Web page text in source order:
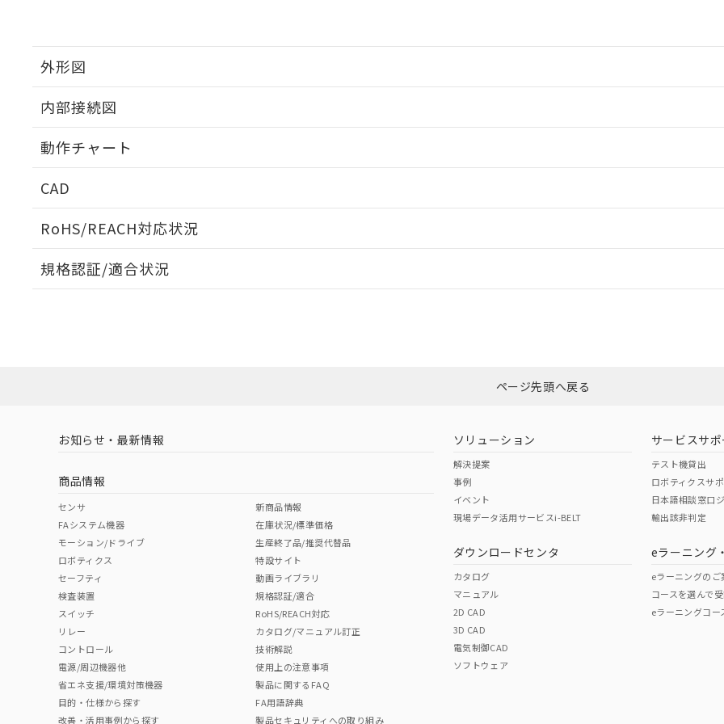
外形図
内部接続図
動作チャート
CAD
RoHS/REACH対応状況
EU RoHS 注意事項・凡例
ダウンロードはこちら
中国 RoHS 注意事項・凡例
中国 RoHS表
Pb Hg Cr(VI)
"対応済み"や非含有の記載がされた商品であっても、流通在庫等で未対応品が混在する可能性があります。
非含有品が必要な際は、弊社営業部門もしくは販売店へお問い合わせください。
規格認証/適合状況
（イギリス
（ノルウェー
（日本
（アメリカ
この製品の規格認証/適合
その他の認証はこちらのページからご
ページ先頭へ戻る
お知らせ・最新情報
商品情報
センサ
FAシステム機器
モーション/ドライブ
ロボティクス
セーフティ
検査装置
スイッチ
リレー
コントロール
電源/周辺機器他
省エネ支援/環境対策機器
目的・仕様から探す
改善・活用事例から探す
新商品情報
在庫状況/標準価格
生産終了品/推奨代替品
特設サイト
動画ライブラリ
規格認証/適合
RoHS/REACH対応
カタログ/マニュアル訂正
技術解説
使用上の注意事項
製品に関するFAQ
FA用語辞典
製品セキュリティへの取り組み
ソリューション
解決提案
事例
イベント
現場データ活用サービスi-BELT
ダウンロードセンタ
カタログ
マニュアル
2D CAD
3D CAD
電気制御CAD
ソフトウェア
サービスサポ
テスト機貸出
ロボティクスサ
日本語相談窓口
輸出該非判定
eラーニング
eラーニングのご
コースを選んで
eラーニングコー